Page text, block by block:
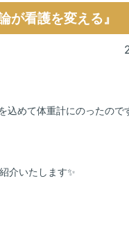
が看護を変える』
めて体重計にのったので
介いたします✨